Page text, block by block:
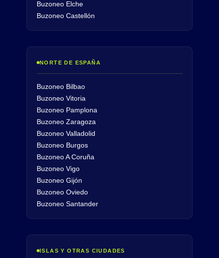
Buzoneo Elche
Buzoneo Castellón
NORTE DE ESPAÑA
Buzoneo Bilbao
Buzoneo Vitoria
Buzoneo Pamplona
Buzoneo Zaragoza
Buzoneo Valladolid
Buzoneo Burgos
Buzoneo A Coruña
Buzoneo Vigo
Buzoneo Gijón
Buzoneo Oviedo
Buzoneo Santander
ISLAS Y OTRAS CIUDADES